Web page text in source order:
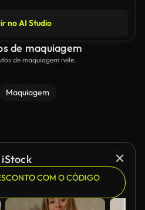
no AI Studio
de maquiagem
de maquiagem nele.
Maquiagem
COM O CÓDIGO